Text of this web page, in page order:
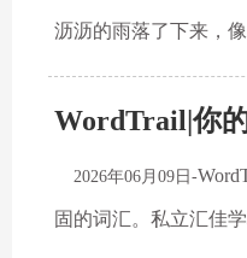
沥沥的雨落了下来，
WordTrail|你
2026年06月09日-
固的词汇。私立汇佳